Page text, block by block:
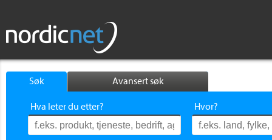
Søk Avansert søk
Hva leter du etter? Hvor?